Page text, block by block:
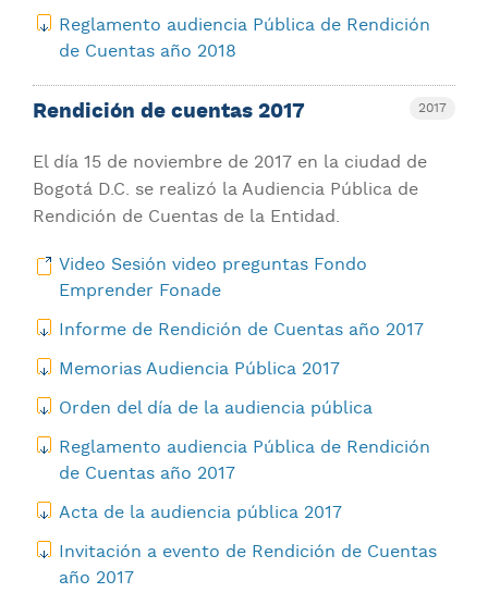
Reglamento audiencia Pública de Rendición
de Cuentas año 2018
2017
Rendición de cuentas 2017
El día 15 de noviembre de 2017 en la ciudad de
Bogotá D.C. se realizó la Audiencia Pública de
Rendición de Cuentas de la Entidad.
Video Sesión video preguntas Fondo
Emprender Fonade
Informe de Rendición de Cuentas año 2017
Memorias Audiencia Pública 2017
Orden del día de la audiencia pública
Reglamento audiencia Pública de Rendición
de Cuentas año 2017
Acta de la audiencia pública 2017
Invitación a evento de Rendición de Cuentas
año 2017